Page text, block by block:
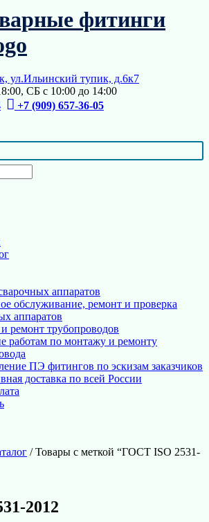
фитинги
ул.Ильинский тупик, д.6к7
СБ с 10:00 до 14:00
+7 (909) 657-36-05
аппаратов
обслуживание, ремонт и проверка
аппаратов
ремонт трубопроводов
работам по монтажу и ремонту
ПЭ фитингов по эскизам заказчиков
доставка по всей России
/ Товары с меткой “ГОСТ ISO 2531-
2012